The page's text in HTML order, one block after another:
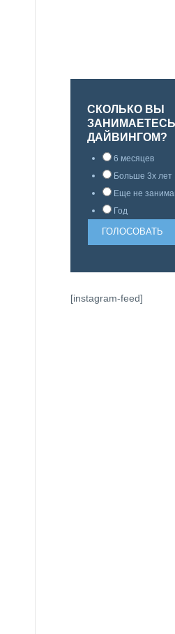
СКОЛЬКО ВЫ
ЗАНИМАЕТЕСЬ
ДАЙВИНГОМ?
6 месяцев
Больше 3х лет
Еще не
Год
[instagram-feed]